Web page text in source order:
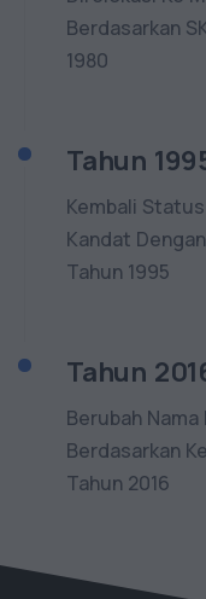
Berdasarkan
1980
Tahun
Kembali
Kandat
Tahun 1995
Tahun
Berubah
Berdasarkan
Tahun 2016